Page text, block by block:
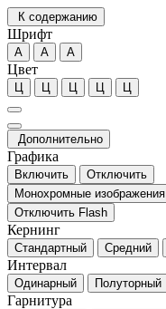
К содержанию
Шрифт
А А А
Цвет
Ц Ц Ц Ц Ц
Дополнительно
Графика
Включить
Отключить
Монохромные изображения
Отключить Flash
Кернинг
Стандартный Средний
Интервал
Одинарный Полуторный
Гарнитура